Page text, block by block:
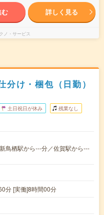
む 詳しく見る
ノ・サービス
け・梱包（日勤）
土日祝日が休み 残業なし
鳥栖駅から---分／佐賀駅から---
分 [実働]8時間00分